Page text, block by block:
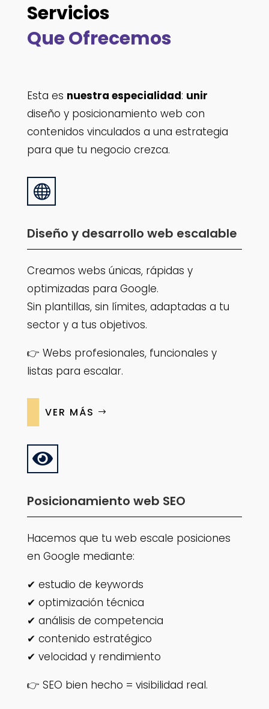
Servicios
Que Ofrecemos
Esta es nuestra especialidad: unir
diseño y posicionamiento web con
contenidos vinculados a una estrategia
para que tu negocio crezca.

Diseño y desarrollo web escalable
Creamos webs únicas, rápidas y
optimizadas para Google.
Sin plantillas, sin límites, adaptadas a tu
sector y a tus objetivos.
👉 Webs profesionales, funcionales y
listas para escalar.
VER MÁS

Posicionamiento web SEO
Hacemos que tu web escale posiciones
en Google mediante:
✔ estudio de keywords
✔ optimización técnica
✔ análisis de competencia
✔ contenido estratégico
✔ velocidad y rendimiento
👉 SEO bien hecho = visibilidad real.